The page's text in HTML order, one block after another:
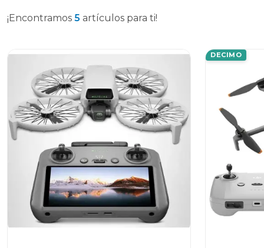
¡Encontramos 5 artículos para ti!
DECIMO